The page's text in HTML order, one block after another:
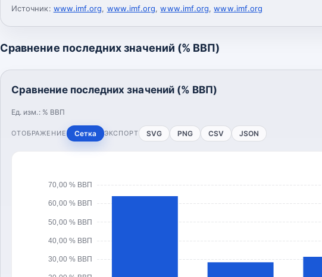
Источник: www.imf.org, www.imf.org,www.imf.org,www.imf.org
Сравнение последних значений (% ВВП)
Сравнение последних значений (% ВВП)
Ед. изм.: % ВВП
ОТОБРАЖЕНИЕ Сетка ЭКСПОРТ SVG PNG CSV JSON
30,00 % ВВП
40,00 % ВВП
50,00 % ВВП
60,00 % ВВП
70,00 % ВВП